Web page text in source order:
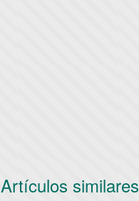
Artículos similares